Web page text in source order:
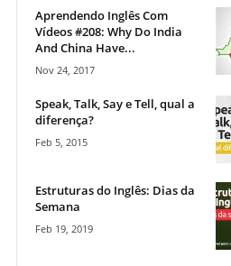
Aprendendo Inglês Com
Vídeos #208: Why Do India
And China Have...
Nov 24, 2017
Speak, Talk, Say e Tell, qual a
diferença?
Feb 5, 2015
Estruturas do Inglês: Dias da
Semana
Feb 19, 2019